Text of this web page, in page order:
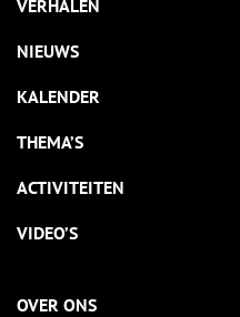
VERHALEN
NIEUWS
KALENDER
THEMA’S
ACTIVITEITEN
VIDEO’S
OVER ONS